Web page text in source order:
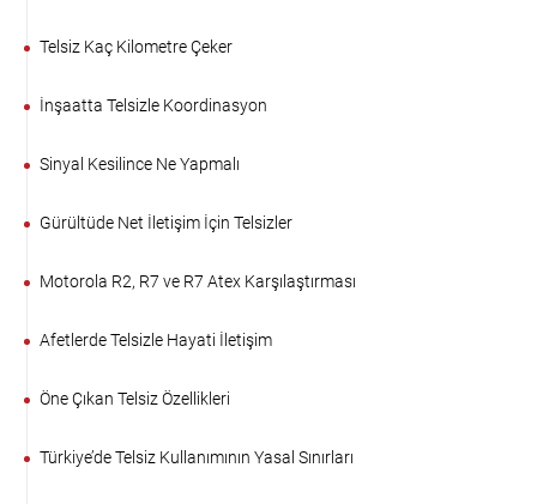
Telsiz Kaç Kilometre Çeker
İnşaatta Telsizle Koordinasyon
Sinyal Kesilince Ne Yapmalı
Gürültüde Net İletişim İçin Telsizler
Motorola R2, R7 ve R7 Atex Karşılaştırması
Afetlerde Telsizle Hayati İletişim
Öne Çıkan Telsiz Özellikleri
Türkiye’de Telsiz Kullanımının Yasal Sınırları